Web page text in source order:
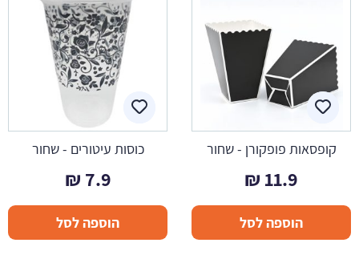
קופסאות פופקורן - שחור
11.9
₪
הוספה לסל
כוסות עיטורים - שחור
7.9
₪
הוספה לסל